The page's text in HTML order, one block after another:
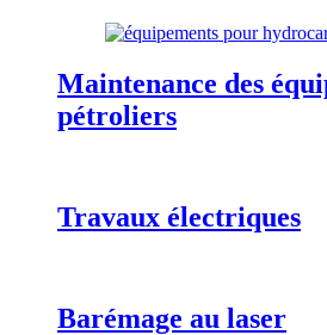
Maintenance des
pétroliers
Travaux électriques
Barémage au laser